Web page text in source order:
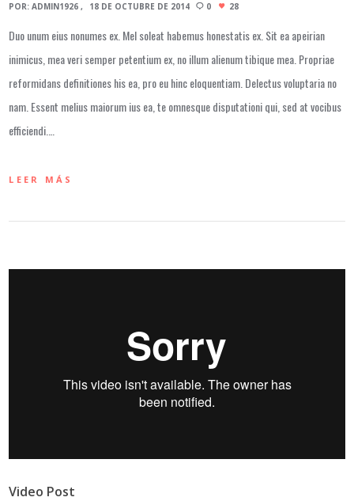
POR:ADMIN1926 18 DE OCTUBRE DE 2014 0 28
Duo unum eius nonumes ex. Mel soleat habemus honestatis ex. Sit ea apeirian
inimicus, mea veri semper petentium ex, no illum alienum tibique mea. Propriae
reformidans definitiones his ea, pro eu hinc eloquentiam. Delectus voluptaria no
nam. Essent melius maiorum ius ea, te omnesque disputationi qui, sed at vocibus
efficiendi.…
LEER MÁS
Video Post